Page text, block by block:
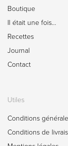
Boutique
Il était une fois…
Recettes
Journal
Contact
Utiles
Conditions
Conditions de